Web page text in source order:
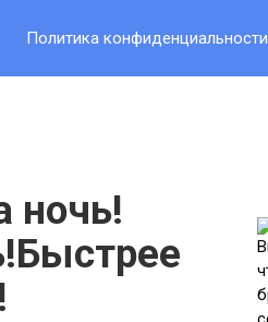
Политика конфиденциальности
ночь!